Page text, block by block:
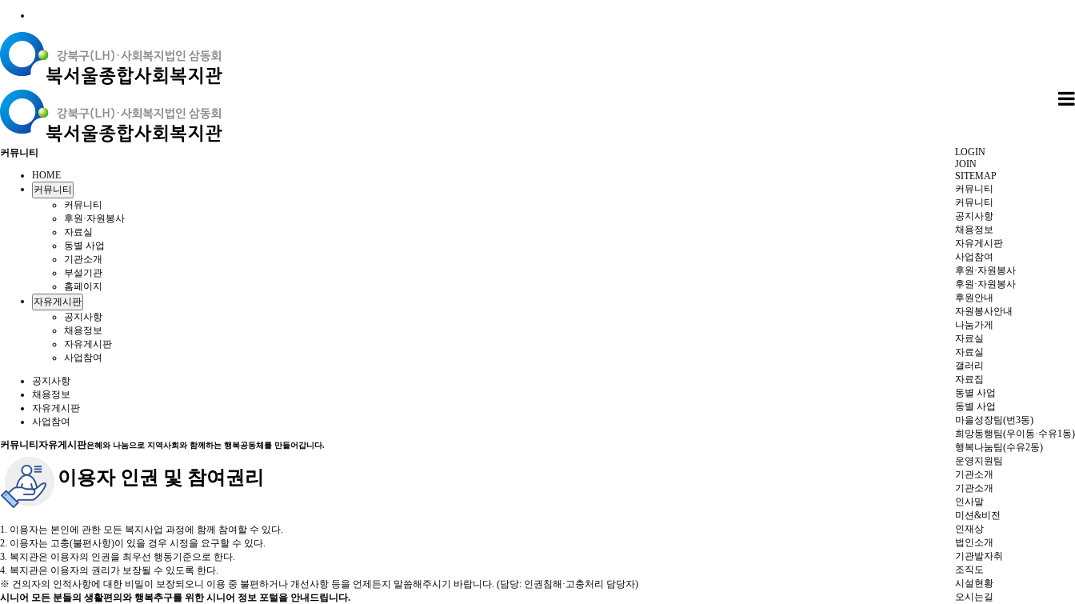
LOGIN
JOIN
SITEMAP
커뮤니티
커뮤니티
공지사항
채용정보
자유게시판
사업참여
후원·자원봉사
후원·자원봉사
후원안내
자원봉사안내
나눔가게
자료실
자료실
갤러리
자료집
동별 사업
동별 사업
마을성장팀(번3동)
희망동행팀(우이동·수유1동)
행복나눔팀(수유2동)
운영지원팀
기관소개
기관소개
인사말
미션&비전
인재상
법인소개
기관발자취
조직도
시설현황
오시는길
커뮤니티
HOME
커뮤니티
커뮤니티
후원·자원봉사
자료실
동별 사업
기관소개
부설기관
홈페이지
자유게시판
공지사항
채용정보
자유게시판
사업참여
공지사항
채용정보
자유게시판
사업참여
커뮤니티 자유게시판은혜와 나눔으로 지역사회와 함께하는 행복공동체를 만들어갑니다.
이용자 인권 및 참여권리
1. 이용자는 본인에 관한 모든 복지사업 과정에 함께 참여할 수 있다.
2. 이용자는 고충(불편사항)이 있을 경우 시정을 요구할 수 있다.
3. 복지관은 이용자의 인권을 최우선 행동기준으로 한다.
4. 복지관은 이용자의 권리가 보장될 수 있도록 한다.
※ 건의자의 인적사항에 대한 비밀이 보장되오니 이용 중 불편하거나 개선사항 등을 언제든지 말씀해주시기 바랍니다. (담당: 인권침해·고충처리 담당자)
시니어 모든 분들의 생활편의와 행복추구를 위한 시니어 정보 포털을 안내드립니다.